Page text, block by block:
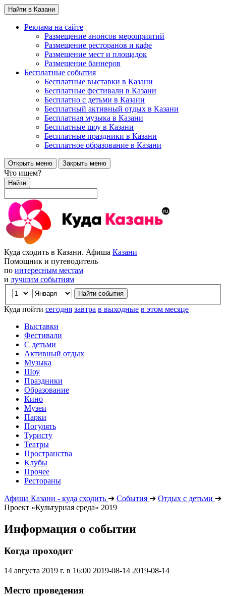
Найти в Казани
Реклама на сайте
Размещение анонсов мероприятий
Размещение ресторанов и кафе
Размещение мест и площадок
Размещение баннеров
Бесплатные события
Бесплатные выставки в Казани
Бесплатные фестивали в Казани
Бесплатно с детьми в Казани
Бесплатный активный отдых в Казани
Бесплатная музыка в Казани
Бесплатные шоу в Казани
Бесплатные праздники в Казани
Бесплатное образование в Казани
Открыть меню Закрыть меню
Что ищем?
Найти
Куда сходить в Казани. Афиша Казани
Помощник и путеводитель
по интересным местам
и лучшим событиям
Куда пойти сегодня завтра в выходные в этом месяце
Выставки
Фестивали
С детьми
Активный отдых
Музыка
Шоу
Праздники
Образование
Кино
Музеи
Парки
Погулять
Туристу
Театры
Пространства
Клубы
Прочее
Рестораны
Афиша Казани - куда сходить ➔ События ➔ Отдых с детьми ➔
Проект «Культурная среда» 2019
Информация о событии
Когда проходит
14 августа 2019 г. в 16:00 2019-08-14 2019-08-14
Место проведения